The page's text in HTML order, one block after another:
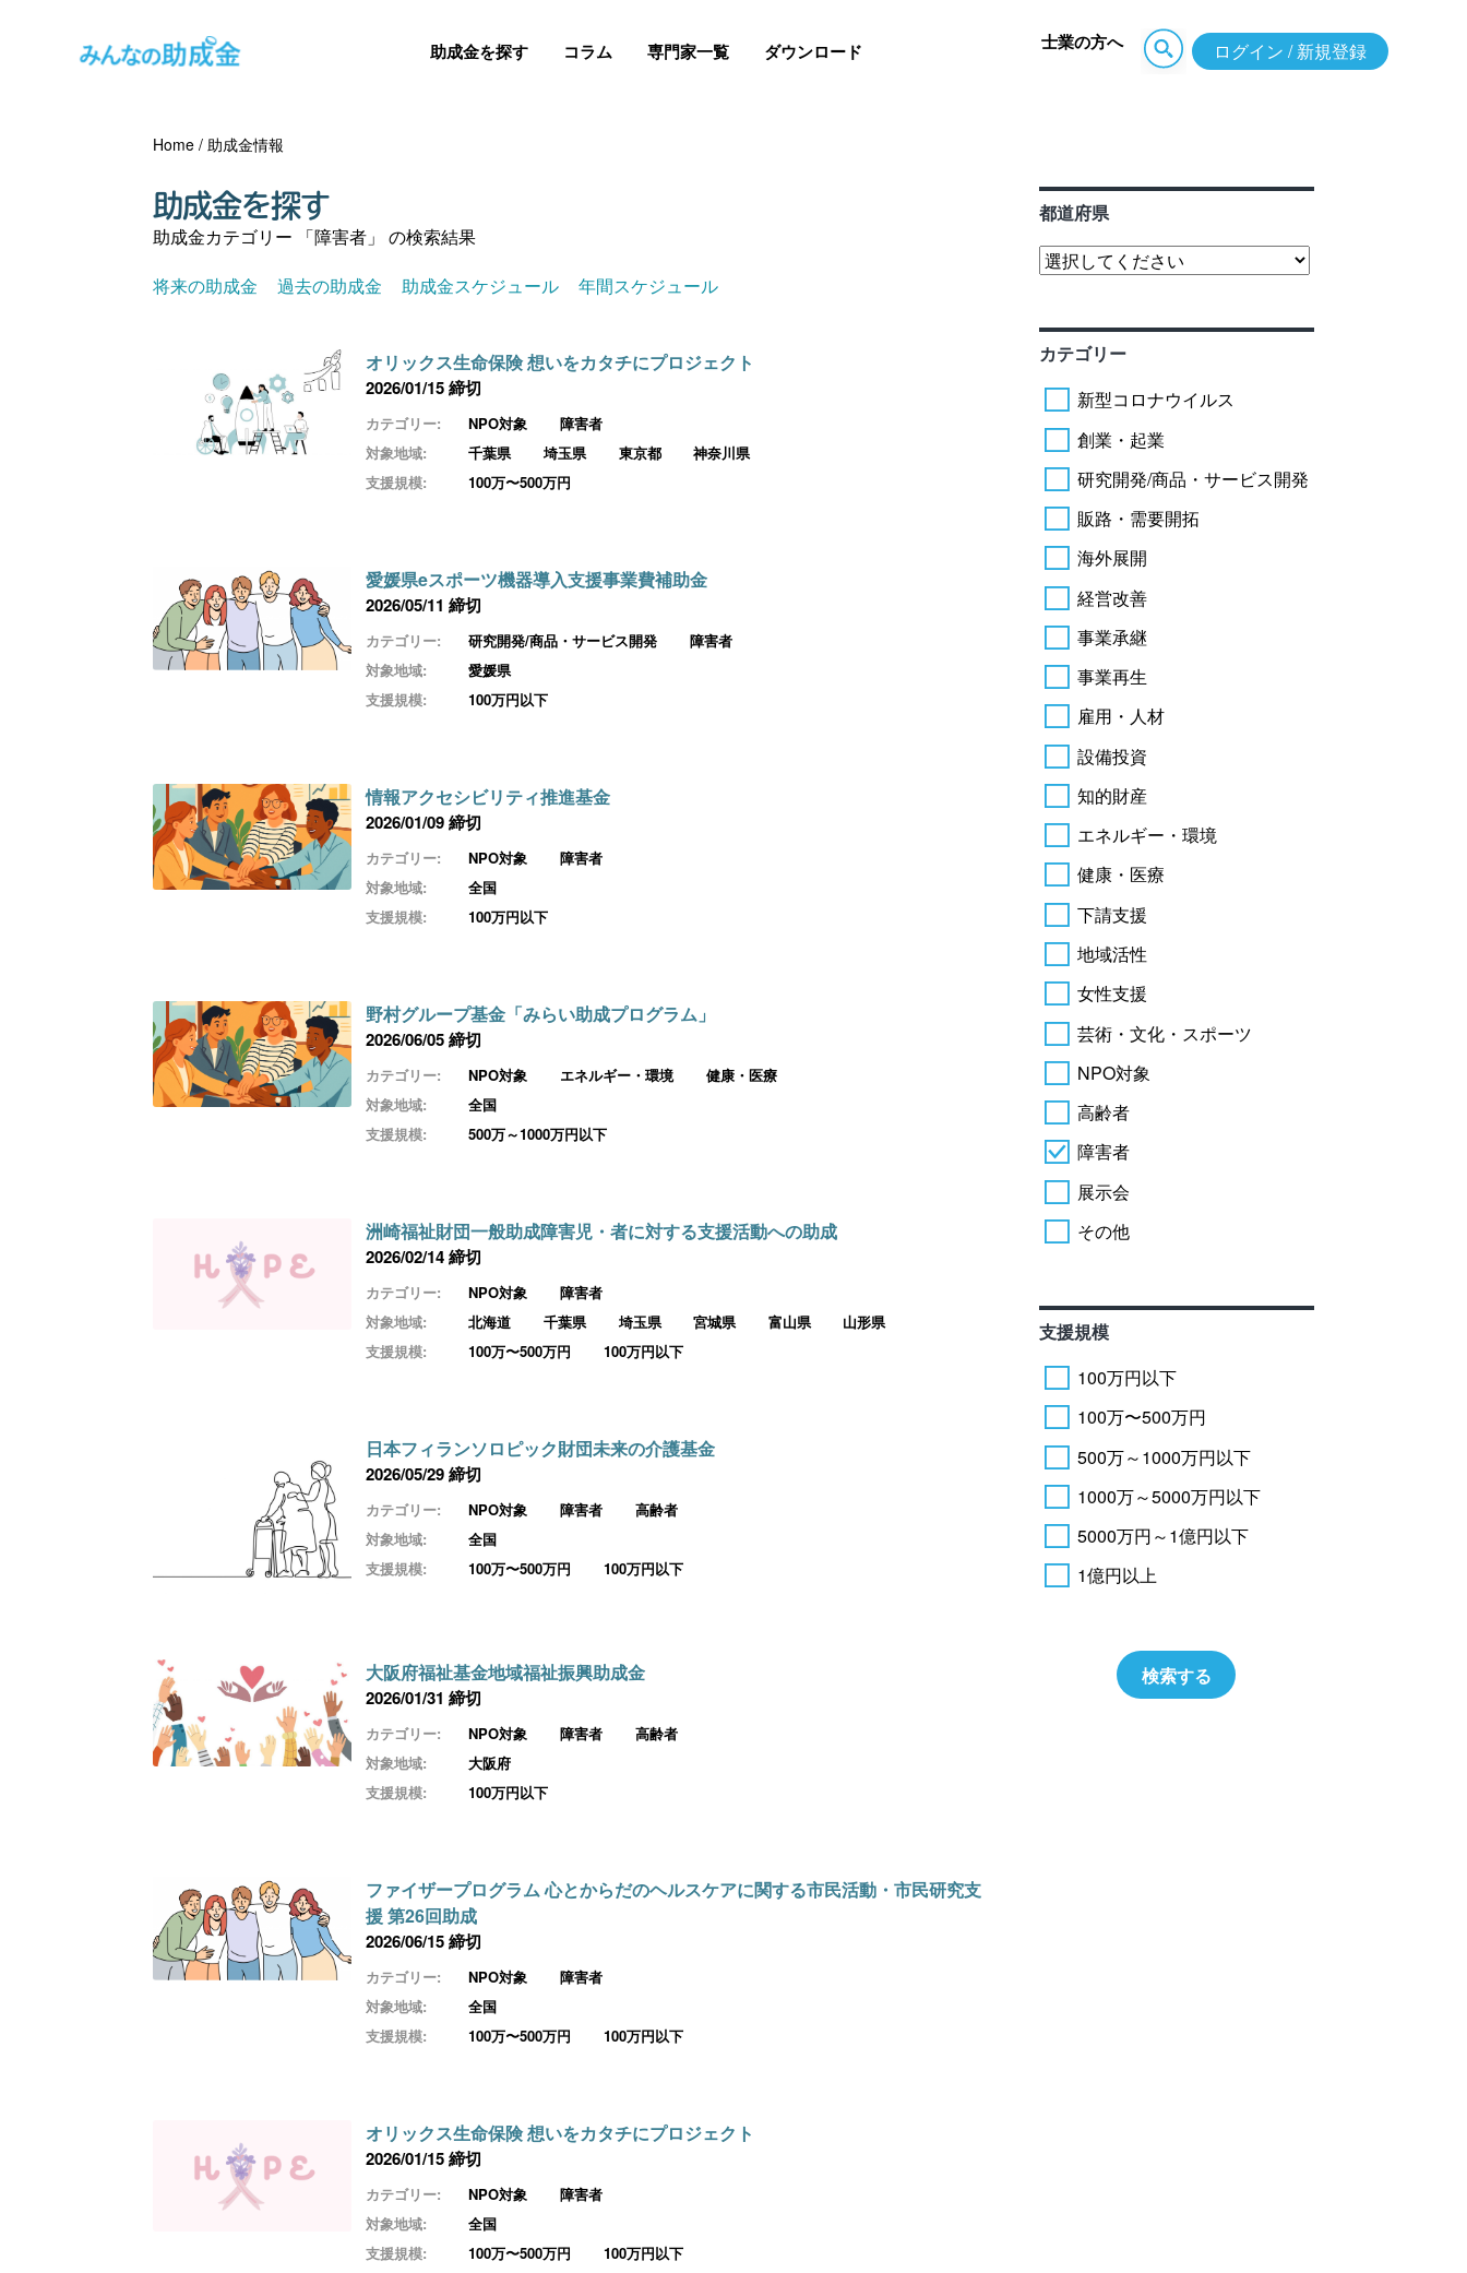
助成金を探す コラム 専門家一覧 ダウンロード 士業の方へ ログイン / 新規登録
Home /助成金情報
助成金を探す
助成金カテゴリー 「障害者」 の検索結果
将来の助成金
過去の助成金 助成金スケジュール 年間スケジュール
オリックス生命保険 想いをカタチにプロジェクト
2026/01/15 締切
カテゴリー: NPO対象
障害者
対象地域:
千葉県 埼玉県 東京都
神奈川県
支援規模:
100万〜500万円
愛媛県eスポーツ機器導入支援事業費補助金
2026/05/11 締切
カテゴリー: 研究開発/商品・サービス開発
障害者
対象地域:
愛媛県
支援規模:
100万円以下
情報アクセシビリティ推進基金
2026/01/09 締切
カテゴリー: NPO対象
障害者
対象地域:
全国
支援規模:
100万円以下
野村グループ基金「みらい助成プログラム」
2026/06/05 締切
カテゴリー: NPO対象 エネルギー・環境
健康・医療
対象地域:
全国
支援規模:
500万～1000万円以下
洲崎福祉財団一般助成障害児・者に対する支援活動への助成
2026/02/14 締切
カテゴリー: NPO対象
障害者
対象地域:
北海道 千葉県 埼玉県 宮城県 富山県
山形県
支援規模:
100万〜500万円 100万円以下
日本フィランソロピック財団未来の介護基金
2026/05/29 締切
カテゴリー: NPO対象 障害者
高齢者
対象地域:
全国
支援規模:
100万〜500万円 100万円以下
大阪府福祉基金地域福祉振興助成金
2026/01/31 締切
カテゴリー: NPO対象 障害者
高齢者
対象地域:
大阪府
支援規模:
100万円以下
ファイザープログラム 心とからだのヘルスケアに関する市民活動・市民研究支
援 第26回助成
2026/06/15 締切
カテゴリー: NPO対象
障害者
対象地域:
全国
支援規模:
100万〜500万円 100万円以下
オリックス生命保険 想いをカタチにプロジェクト
2026/01/15 締切
カテゴリー: NPO対象
障害者
対象地域:
全国
支援規模:
100万〜500万円 100万円以下
都道府県
カテゴリー
新型コロナウイルス
創業・起業
研究開発/商品・サービス開発
販路・需要開拓
海外展開
経営改善
事業承継
事業再生
雇用・人材
設備投資
知的財産
エネルギー・環境
健康・医療
下請支援
地域活性
女性支援
芸術・文化・スポーツ
NPO対象
高齢者
障害者
展示会
その他
支援規模
100万円以下
100万〜500万円
500万～1000万円以下
1000万～5000万円以下
5000万円～1億円以下
1億円以上